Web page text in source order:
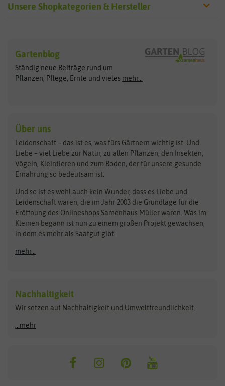
Unsere Shopkategorien & Hersteller
Exotische Samen
Gemüsesamen
Gründünger
Kräutersamen
Obstsamen
Pilzbrut
Rasensamen
Steckzwiebeln
Zimmer & Kübelpflanzen
Kataloge
Schnäppchen
Anzucht & Gartenzubehör
Anzuchtschalen
Heizmatte & Heizkabel
Kokos-Quelltabletten
Zimmergewächshaus
Arche Noah
ASB Greenworld
Benary
Bingenheimer Saatgut
Bionana
BIOWOL
Blumicorn
Bûten Birds
Carl Pabst
Clever Pots
COMPO
Dürr-Samen
Feldsaaten Freudenberger
Fertil
Flora Elite
Florissa
Flortis
Franchi Sementi
Hortitops
JUB Holland
Gartenblog
Ständig neue Beiträge rund um
Pflanzen, Pflege, Ernte und vieles mehr...
Über uns
Leidenschaft – das ist es, was fürs Gärtnern wichtig ist. Und
Liebe – viel Liebe zur Natur, zu allen Pflanzen, den Insekten,
Vögeln, Kleintieren und zum Boden, der für unsere gesunde
Ernährung so bedeutsam ist.
Und so ist es wohl auch kein Wunder, dass es Liebe und
Leidenschaft waren, die im Jahr 2003 die Grundlage für die
Eröffnung des Onlineshops Samenhaus Müller waren. Was im
Kleinen begann ist nun zu einem großen Projekt gewachsen,
in dem es mehr als Saatgut gibt.
mehr...
Nachhaltigkeit
Wir setzen auf Nachhaltigkeit und Umweltfreundlichkeit.
...mehr